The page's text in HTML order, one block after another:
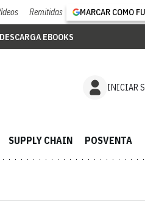
Remitidas MARCAR COMO
EBOOKS
INICIAR
SUPPLY CHAIN POSVENTA